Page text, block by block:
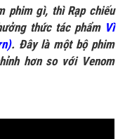
phim gì, thì Rạp chiếu
thức tác phẩm Vì
. Đây là một bộ phim
hơn so với Venom